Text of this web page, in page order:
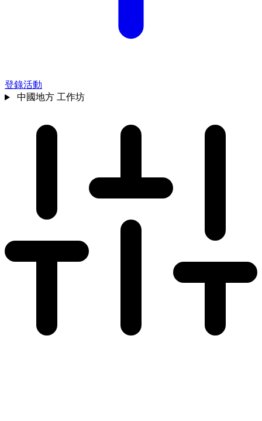
登錄活動
中國地方 工作坊